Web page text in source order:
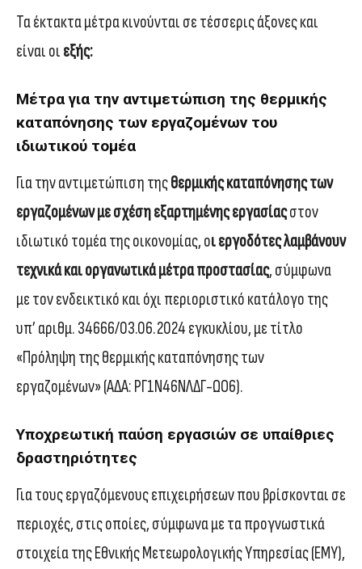
Τα έκτακτα μέτρα κινούνται σε τέσσερις άξονες και
είναι οι εξής:
Μέτρα για την αντιμετώπιση της θερμικής
καταπόνησης των εργαζομένων του
ιδιωτικού τομέα
Για την αντιμετώπιση τηςθερμικής καταπόνησης των
εργαζομένων με σχέση εξαρτημένης εργασίαςστον
ιδιωτικό τομέα της οικονομίας, οι εργοδότες λαμβάνουν
τεχνικά και οργανωτικά μέτρα προστασίας, σύμφωνα
με τον ενδεικτικό και όχι περιοριστικό κατάλογο της
υπ’ αριθμ. 34666/03.06.2024 εγκυκλίου, με τίτλο
«Πρόληψη της θερμικής καταπόνησης των
εργαζομένων» (ΑΔΑ: ΡΓ1Ν46ΝΛΔΓ-ΩΟ6).
Υποχρεωτική παύση εργασιών σε υπαίθριες
δραστηριότητες
Για τους εργαζόμενους επιχειρήσεων που βρίσκονται σε
περιοχές, στις οποίες, σύμφωνα με τα προγνωστικά
στοιχεία της Εθνικής Μετεωρολογικής Υπηρεσίας (ΕΜΥ),